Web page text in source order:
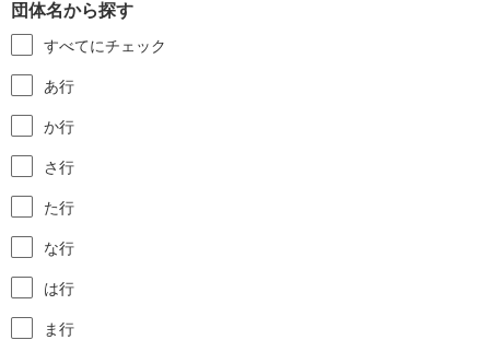
団体名から探す
すべてにチェック
あ行
か行
さ行
た行
な行
は行
ま行